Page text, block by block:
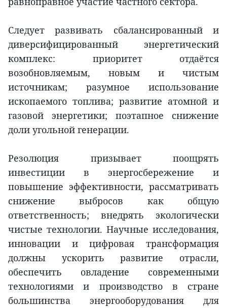
Следует развивать сбалансированный и
диверсифицированный энергетический
комплекс: приоритет отдаётся
возобновляемым, новым и чистым
источникам; разумное использование
ископаемого топлива; развитие атомной и
газовой энергетики; поэтапное снижение
доли угольной генерации.
Резолюция призывает поощрять
инвестиции в энергосбережение и
повышение эффективности, рассматривать
снижение выбросов как общую
ответственность; внедрять экологически
чистые технологии. Научные исследования,
инновации и цифровая трансформация
должны ускорить развитие отрасли,
обеспечить овладение современными
технологиями и производство в стране
большинства энергооборудования для